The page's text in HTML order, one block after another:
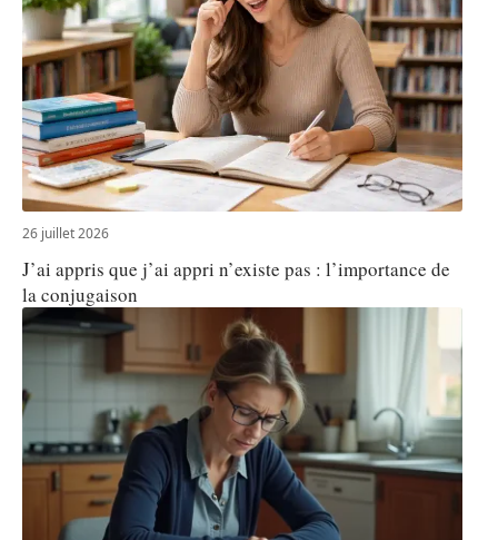
26 juillet 2026
J’ai appris que j’ai appri n’existe pas : l’importance de
la conjugaison